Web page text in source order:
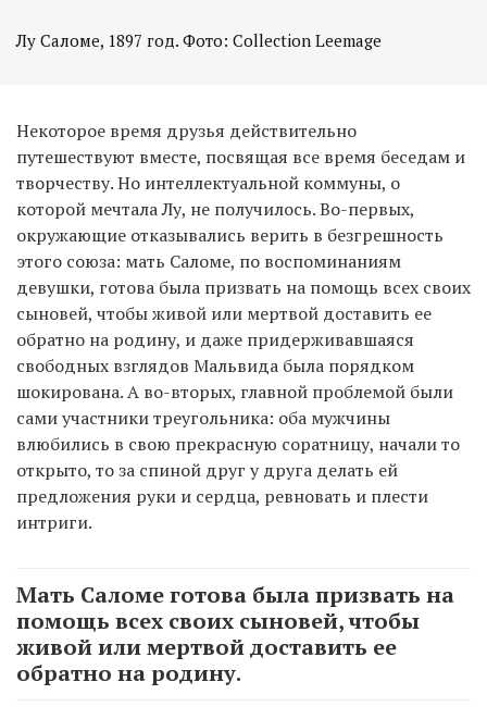
Лу Саломе, 1897 год. Фото: Collection Leemage
Некоторое время друзья действительно
путешествуют вместе, посвящая все время беседам и
творчеству. Но интеллектуальной коммуны, о
которой мечтала Лу, не получилось. Во-первых,
окружающие отказывались верить в безгрешность
этого союза: мать Саломе, по воспоминаниям
девушки, готова была призвать на помощь всех своих
сыновей, чтобы живой или мертвой доставить ее
обратно на родину, и даже придерживавшаяся
свободных взглядов Мальвида была порядком
шокирована. А во-вторых, главной проблемой были
сами участники треугольника: оба мужчины
влюбились в свою прекрасную соратницу, начали то
открыто, то за спиной друг у друга делать ей
предложения руки и сердца, ревновать и плести
интриги.
Мать Саломе готова была призвать на
помощь всех своих сыновей, чтобы
живой или мертвой доставить ее
обратно на родину.